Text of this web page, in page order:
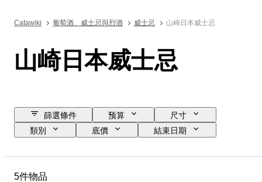
Catawiki 葡萄酒、威士忌與烈酒 威士忌 山崎日本威士忌
山崎日本威士忌
篩選條件 预算
尺寸
類別
底價
結束日期
酒精含量表
5件物品